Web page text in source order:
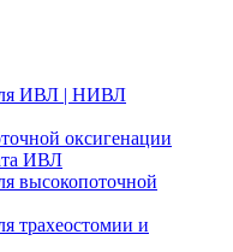
ИВЛ | НИВЛ
оксигенации
ИВЛ
высокопоточной
трахеостомии и